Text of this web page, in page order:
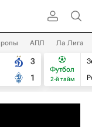
АПЛ Ла Лига
3
1
Футбол
2-й тайм